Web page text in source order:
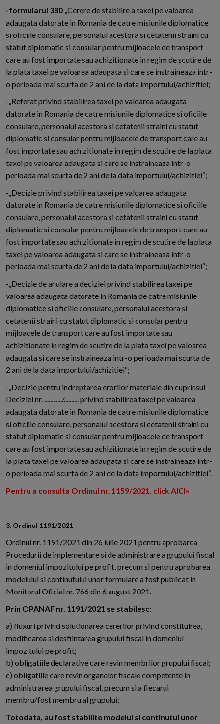
-formularul 380 „Cerere de stabilire a taxei pe valoarea
adaugata datorate in Romania de catre misiunile diplomatice
si oficiile consulare, personalul acestora si cetatenii straini cu
statut diplomatic si consular pentru mijloacele de transport
care au fost importate sau achizitionate in regim de scutire de
la plata taxei pe valoarea adaugata si care se instraineaza intr-
o perioada mai scurta de 2 ani de la data importului/achizitiei;
-„Referat privind stabilirea taxei pe valoarea adaugata
datorate in Romania de catre misiunile diplomatice si oficiile
consulare, personalul acestora si cetatenii straini cu statut
diplomatic si consular pentru mijloacele de transport care au
fost importate sau achizitionate in regim de scutire de la plata
taxei pe valoarea adaugata si care se instraineaza intr-o
perioada mai scurta de 2 ani de la data importului/achizitiei“;
-„Decizie privind stabilirea taxei pe valoarea adaugata
datorate in Romania de catre misiunile diplomatice si oficiile
consulare, personalul acestora si cetatenii straini cu statut
diplomatic si consular pentru mijloacele de transport care au
fost importate sau achizitionate in regim de scutire de la plata
taxei pe valoarea adaugata si care se instraineaza intr-o
perioada mai scurta de 2 ani de la data importului/achizitiei“;
-„Decizie de anulare a deciziei privind stabilirea taxei pe
valoarea adaugata datorate in Romania de catre misiunile
diplomatice si oficiile consulare, personalul acestora si
cetatenii straini cu statut diplomatic si consular pentru
mijloacele de transport care au fost importate sau
achizitionate in regim de scutire de la plata taxei pe valoarea
adaugata si care se instraineaza intr-o perioada mai scurta de
2 ani de la data importului/achizitiei“;
-„Decizie pentru indreptarea erorilor materiale din cuprinsul
Deciziei nr. ............/.......... privind stabilirea taxei pe valoarea
adaugata datorate in Romania de catre misiunile diplomatice
si oficiile consulare, personalul acestora si cetatenii straini cu
statut diplomatic si consular pentru mijloacele de transport
care au fost importate sau achizitionate in regim de scutire de
la plata taxei pe valoarea adaugata si care se instraineaza intr-
o perioada mai scurta de 2 ani de la data importului/achizitiei“.
Pentru a consulta Ordinul nr. 1159/2021, click AICI»
3. Ordinul 1191/2021
Ordinul nr. 1191/2021 din 26 iulie 2021 pentru aprobarea
Procedurii de implementare si de administrare a grupului fiscal
in domeniul impozitului pe profit, precum si pentru aprobarea
modelului si continutului unor formulare a fost publicat in
Monitorul Oficial nr. 766 din 6 august 2021.
Prin OPANAF nr. 1191/2021 se stabilesc:
a) fluxuri privind solutionarea cererilor privind constituirea,
modificarea si desfiintarea grupului fiscal in domeniul
impozitului pe profit;
b) obligatiile declarative care revin membrilor grupului fiscal;
c) obligatiile care revin organelor fiscale competente in
administrarea grupului fiscal, precum si a fiecarui
membru/fost membru al grupului;
Totodata, au fost stabilite modelul si continutul unor